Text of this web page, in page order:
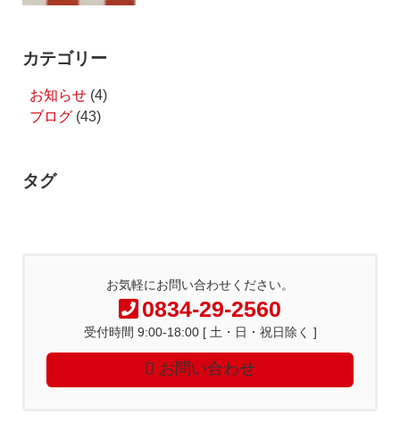
カテゴリー
お知らせ (4)
ブログ (43)
タグ
お気軽にお問い合わせください。
0834-29-2560
受付時間 9:00-18:00 [ 土・日・祝日除く ]
お問い合わせ